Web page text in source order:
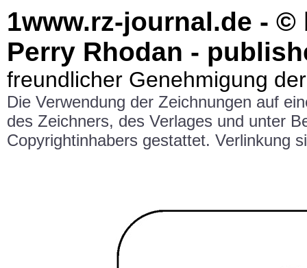
1www.rz-journal.de - ©
Perry Rhodan -
freundlicher Genehmigung
Die Verwendung der Zeichnungen auf
des Zeichners, des Verlages und unter
Copyrightinhabers gestattet. Verlinkung